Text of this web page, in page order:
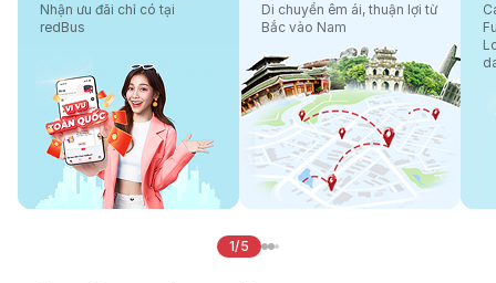
Nhận ưu đãi chỉ có tại
redBus
Di chuyển êm ái, thuận lợi từ
Bắc vào Nam
1/5